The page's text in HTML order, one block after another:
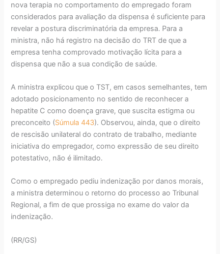
nova terapia no comportamento do empregado foram
considerados para avaliação da dispensa é suficiente para
revelar a postura discriminatória da empresa. Para a
ministra, não há registro na decisão do TRT de que a
empresa tenha comprovado motivação lícita para a
dispensa que não a sua condição de saúde.
A ministra explicou que o TST, em casos semelhantes, tem
adotado posicionamento no sentido de reconhecer a
hepatite C como doença grave, que suscita estigma ou
preconceito (Súmula 443). Observou, ainda, que o direito
de rescisão unilateral do contrato de trabalho, mediante
iniciativa do empregador, como expressão de seu direito
potestativo, não é ilimitado.
Como o empregado pediu indenização por danos morais,
a ministra determinou o retorno do processo ao Tribunal
Regional, a fim de que prossiga no exame do valor da
indenização.
(RR/GS)